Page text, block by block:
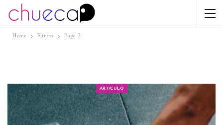
Home Fitness Page 2
ARTÍCULO